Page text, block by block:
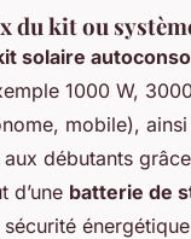
du kit ou
solaire
1000 W,
mobile),
aux débutants
d’une batterie de
sécurité